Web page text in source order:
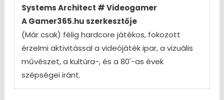
Systems Architect # Videogamer
A Gamer365.hu szerkesztője
(Már csak) félig hardcore játékos, fokozott
érzelmi aktivitással a videójáték ipar, a vizuális
művészet, a kultúra-, és a 80'-as évek
szépségei iránt.